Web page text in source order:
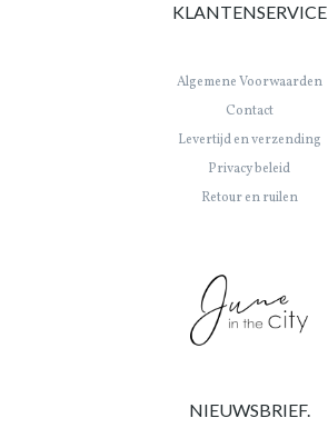
KLANTENSERVICE
Algemene Voorwaarden
Contact
Levertijd en verzending
Privacy beleid
Retour en ruilen
NIEUWSBRIEF.